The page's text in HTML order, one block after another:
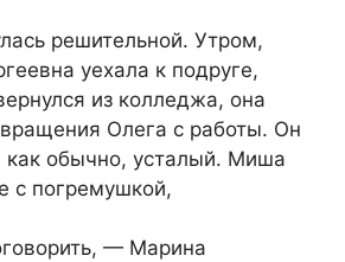
решительной. Утром,
уехала к подруге,
из колледжа, она
Олега с работы. Он
как обычно, усталый. Миша
с погремушкой,
— Марина